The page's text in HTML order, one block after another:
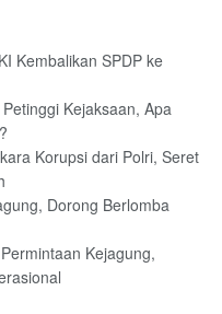
Kembalikan SPDP ke
Kejaksaan, Apa
Korupsi dari Polri, Seret
Dorong Berlomba
Kejagung,